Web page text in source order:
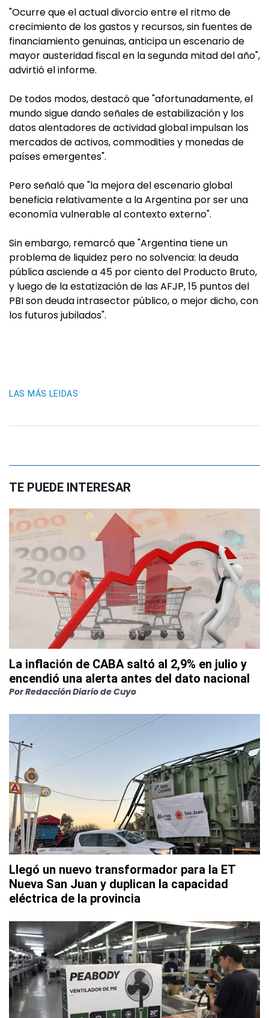
"Ocurre que el actual divorcio entre el ritmo de
crecimiento de los gastos y recursos, sin fuentes de
financiamiento genuinas, anticipa un escenario de
mayor austeridad fiscal en la segunda mitad del año",
advirtió el informe.
De todos modos, destacó que "afortunadamente, el
mundo sigue dando señales de estabilización y los
datos alentadores de actividad global impulsan los
mercados de activos, commodities y monedas de
países emergentes".
Pero señaló que "la mejora del escenario global
beneficia relativamente a la Argentina por ser una
economía vulnerable al contexto externo".
Sin embargo, remarcó que "Argentina tiene un
problema de liquidez pero no solvencia: la deuda
pública asciende a 45 por ciento del Producto Bruto,
y luego de la estatización de las AFJP, 15 puntos del
PBI son deuda intrasector público, o mejor dicho, con
los futuros jubilados".
LAS MÁS LEIDAS
TE PUEDE INTERESAR
La inflación de CABA saltó al 2,9% en julio y
encendió una alerta antes del dato nacional
PorRedacción Diario de Cuyo
Llegó un nuevo transformador para la ET
Nueva San Juan y duplican la capacidad
eléctrica de la provincia